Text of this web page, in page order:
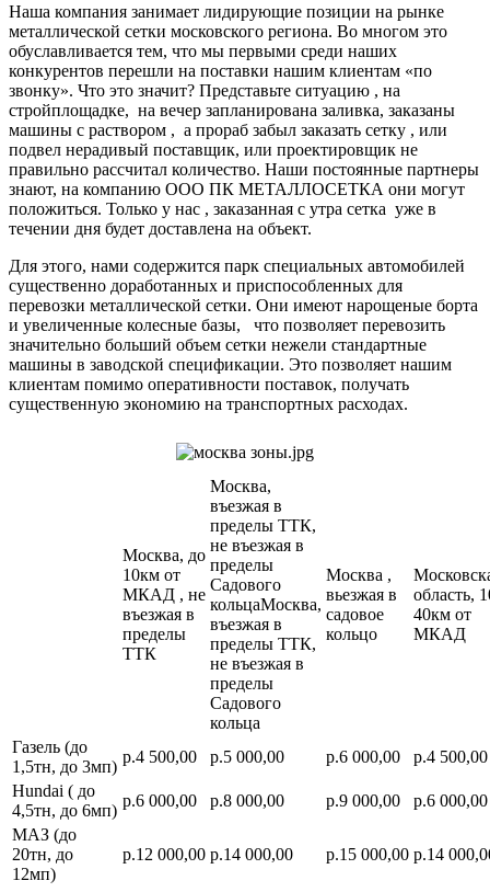
Наша компания занимает лидирующие позиции на рынке
металлической сетки московского региона. Во многом это
обуславливается тем, что мы первыми среди наших
конкурентов перешли на поставки нашим клиентам «по
звонку». Что это значит? Представьте ситуацию , на
стройплощадке, на вечер запланирована заливка, заказаны
машины с раствором , а прораб забыл заказать сетку , или
подвел нерадивый поставщик, или проектировщик не
правильно рассчитал количество. Наши постоянные партнеры
знают, на компанию ООО ПК МЕТАЛЛОСЕТКА они могут
положиться. Только у нас , заказанная с утра сетка уже в
течении дня будет доставлена на объект.
Для этого, нами содержится парк специальных автомобилей
существенно доработанных и приспособленных для
перевозки металлической сетки. Они имеют нарощеные борта
и увеличенные колесные базы, что позволяет перевозить
значительно больший объем сетки нежели стандартные
машины в заводской спецификации. Это позволяет нашим
клиентам помимо оперативности поставок, получать
существенную экономию на транспортных расходах.
Москва, до
10км от
МКАД , не
въезжая в
пределы
ТТК
Москва,
въезжая в
пределы ТТК,
не въезжая в
пределы
Садового
кольцаМосква,
въезжая в
пределы ТТК,
не въезжая в
пределы
Садового
кольца
Москва ,
вьезжая в
садовое
кольцо
область,
40км от
МКАД
Газель (до
1,5тн, до 3мп)
р.4 500,00 р.5 000,00 р.6 000,00
р.4 500,00
Hundai ( до
4,5тн, до 6мп)
р.6 000,00 р.8 000,00 р.9 000,00
р.6 000,00
МАЗ (до
20тн, до
12мп)
р.12 000,00 р.14 000,00 р.15 000,00 р.14